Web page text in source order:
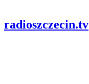
radioszczecin.tv